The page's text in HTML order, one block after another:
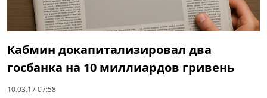
Кабмин докапитализировал два
госбанка на 10 миллиардов гривень
10.03.17 07:58